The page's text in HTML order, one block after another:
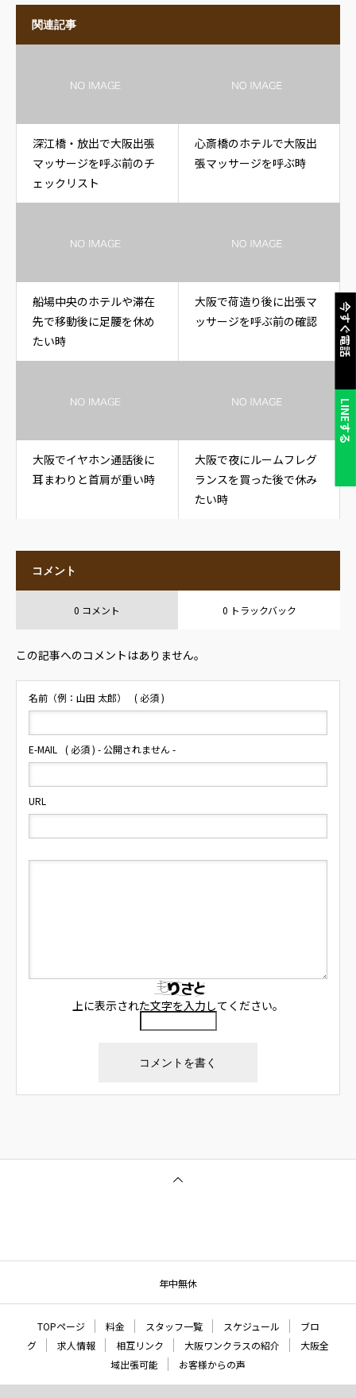
今すぐ電話
LINEする
関連記事
深江橋・放出で大阪出張
マッサージを呼ぶ前のチ
ェックリスト
心斎橋のホテルで大阪出
張マッサージを呼ぶ時
船場中央のホテルや滞在
先で移動後に足腰を休め
たい時
大阪で荷造り後に出張マ
ッサージを呼ぶ前の確認
大阪でイヤホン通話後に
耳まわりと首肩が重い時
大阪で夜にルームフレグ
ランスを買った後で休み
たい時
コメント
0 コメント 0 トラックバック
この記事へのコメントはありません。
名前（例：山田 太郎） ( 必須 )
E-MAIL ( 必須 ) - 公開されません -
URL
上に表示された文字を入力してください。
年中無休
TOPページ 料金 スタッフ一覧 スケジュール
ブロ
グ
求人情報 相互リンク 大阪ワンクラスの紹介
大阪全
域出張可能
お客様からの声